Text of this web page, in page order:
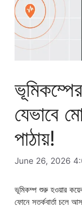
যেভাবে
পাঠায়!
June 26, 2026
ভূমিকম্প শুরু হওয়ার
ফোনে সতর্কবার্তা চলে